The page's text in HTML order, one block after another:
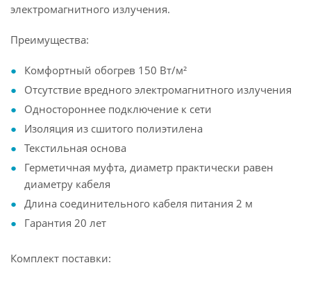
электромагнитного излучения.
Преимущества:
Комфортный обогрев 150 Вт/м²
Отсутствие вредного электромагнитного излучения
Одностороннее подключение к сети
Изоляция из сшитого полиэтилена
Текстильная основа
Герметичная муфта, диаметр практически равен
диаметру кабеля
Длина соединительного кабеля питания 2 м
Гарантия 20 лет
Комплект поставки: